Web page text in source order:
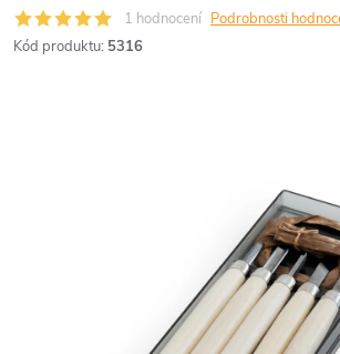
1 hodnocení Podrobnosti
Kód produktu: 5316